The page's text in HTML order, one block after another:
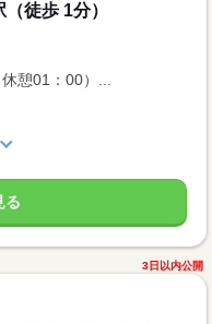
徒歩 1分）
憩01：00）...
る
3日以内公開